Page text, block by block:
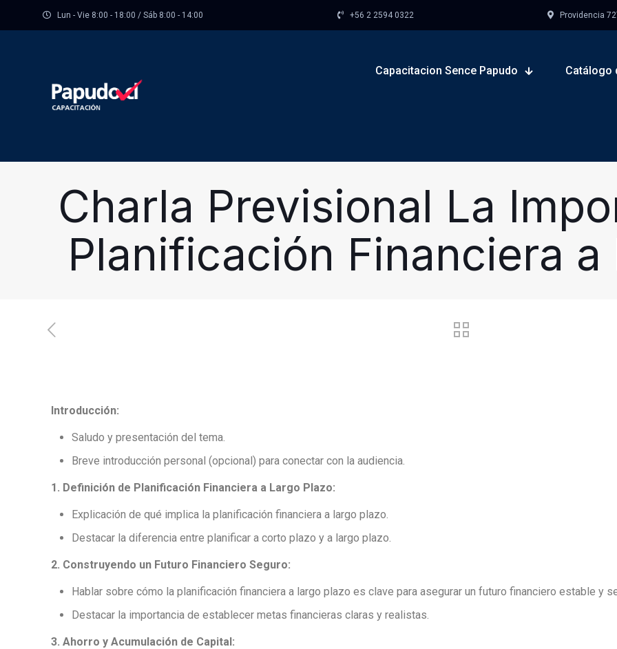
Lun - Vie 8:00 - 18:00 / Sáb 8:00 - 14:00 +56 2 2594 0322 Providencia
Capacitacion Sence Papudo Catálogo
Charla Previsional La
Planificación Financiera a
Introducción:
Saludo y presentación del tema.
Breve introducción personal (opcional) para conectar con la audiencia.
1. Definición de Planificación Financiera a Largo Plazo:
Explicación de qué implica la planificación financiera a largo plazo.
Destacar la diferencia entre planificar a corto plazo y a largo plazo.
2. Construyendo un Futuro Financiero Seguro:
Hablar sobre cómo la planificación financiera a largo plazo es clave para asegurar un futuro financiero estable y
Destacar la importancia de establecer metas financieras claras y realistas.
3. Ahorro y Acumulación de Capital: